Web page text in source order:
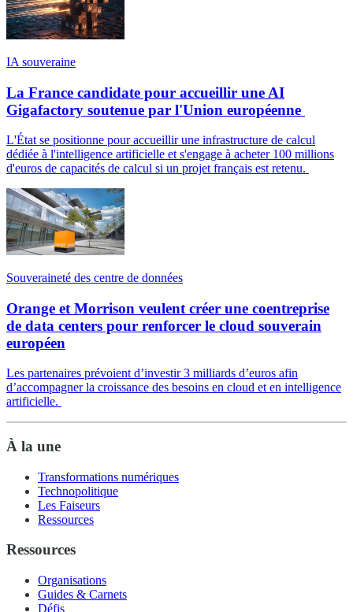
IA souveraine
La France candidate pour accueillir une AI
Gigafactory soutenue par l'Union européenne
L'État se positionne pour accueillir une infrastructure de calcul
dédiée à l'intelligence artificielle et s'engage à acheter 100 millions
d'euros de capacités de calcul si un projet français est retenu.
Souveraineté des centre de données
Orange et Morrison veulent créer une coentreprise
de data centers pour renforcer le cloud souverain
européen
Les partenaires prévoient d’investir 3 milliards d’euros afin
d’accompagner la croissance des besoins en cloud et en intelligence
artificielle.
À la une
Transformations numériques
Technopolitique
Les Faiseurs
Ressources
Ressources
Organisations
Guides & Carnets
Défis